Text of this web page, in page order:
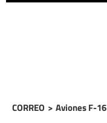
CORREO > Aviones F-16